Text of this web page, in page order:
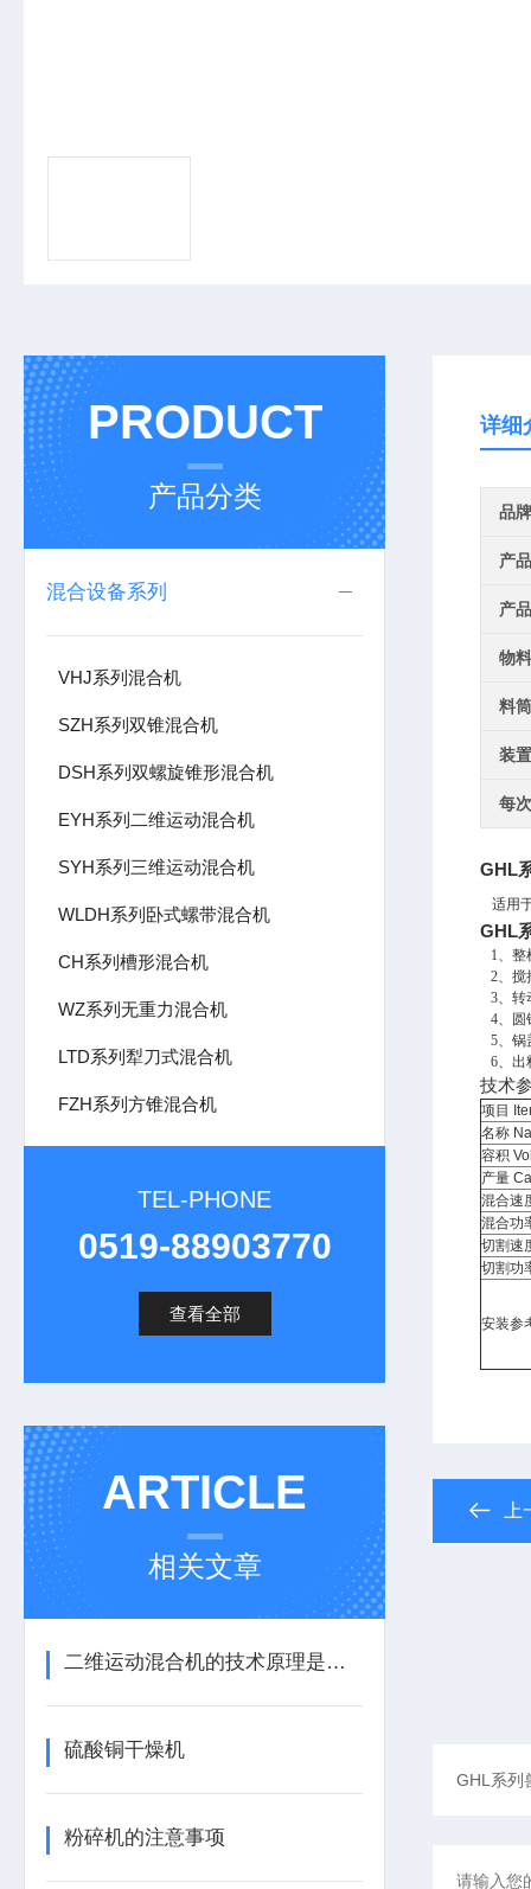
PRODUCT
产品分类
混合设备系列
VHJ系列混合机
SZH系列双锥混合机
DSH系列双螺旋锥形混合机
EYH系列二维运动混合机
SYH系列三维运动混合机
WLDH系列卧式螺带混合机
CH系列槽形混合机
WZ系列无重力混合机
LTD系列犁刀式混合机
FZH系列方锥混合机
TEL-PHONE
0519-88903770
查看全部
ARTICLE
相关文章
二维运动混合机的技术原理是什么？
硫酸铜干燥机
粉碎机的注意事项
详细
品牌
产
产
物
料
装
每
GHL
适用
GHL
1、整
2、搅
3、转
4、圆
5、锅
6、出
技术
项目
名称
容积
产量
混合速
混合功
切割速
切割功
安装参